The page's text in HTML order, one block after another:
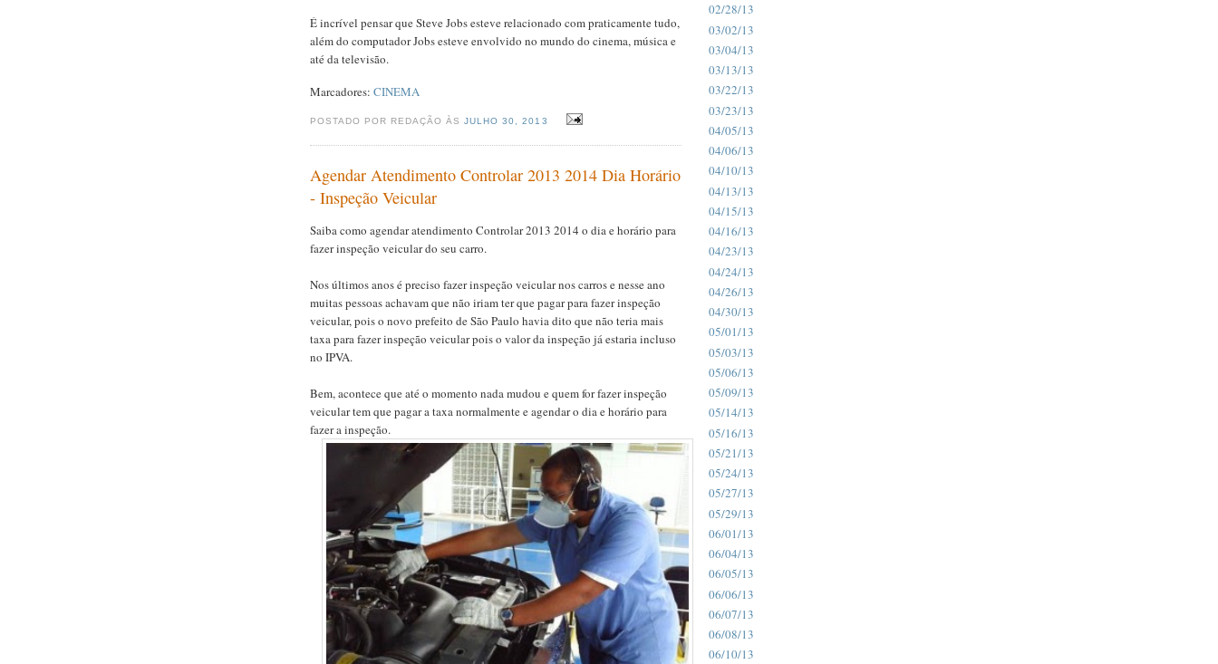
É incrível pensar que Steve Jobs esteve relacionado com praticamente tudo,
além do computador Jobs esteve envolvido no mundo do cinema, música e
até da televisão.
Marcadores: CINEMA
POSTADO POR REDAÇÃO ÀSJULHO 30, 2013
Agendar Atendimento Controlar 2013 2014 Dia Horário
- Inspeção Veicular
Saiba como agendar atendimento Controlar 2013 2014 o dia e horário para
fazer inspeção veicular do seu carro.
Nos últimos anos é preciso fazer inspeção veicular nos carros e nesse ano
muitas pessoas achavam que não iriam ter que pagar para fazer inspeção
veicular, pois o novo prefeito de São Paulo havia dito que não teria mais
taxa para fazer inspeção veicular pois o valor da inspeção já estaria incluso
no IPVA.
Bem, acontece que até o momento nada mudou e quem for fazer inspeção
veicular tem que pagar a taxa normalmente e agendar o dia e horário para
fazer a inspeção.
02/28/13
03/02/13
03/04/13
03/13/13
03/22/13
03/23/13
04/05/13
04/06/13
04/10/13
04/13/13
04/15/13
04/16/13
04/23/13
04/24/13
04/26/13
04/30/13
05/01/13
05/03/13
05/06/13
05/09/13
05/14/13
05/16/13
05/21/13
05/24/13
05/27/13
05/29/13
06/01/13
06/04/13
06/05/13
06/06/13
06/07/13
06/08/13
06/10/13